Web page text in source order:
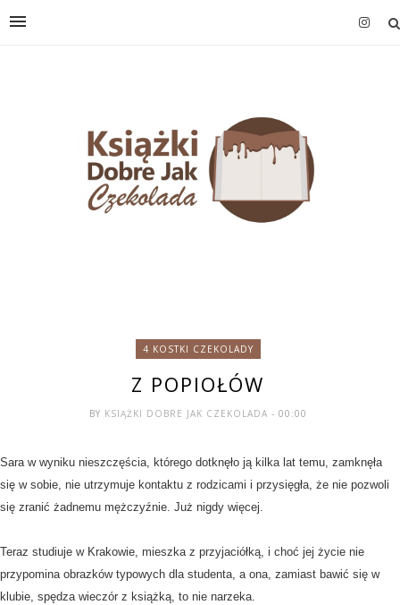
4 KOSTKI CZEKOLADY
Z POPIOŁÓW
BY KSIĄŻKI DOBRE JAK CZEKOLADA - 00:00
Sara w wyniku nieszczęścia, którego dotknęło ją kilka lat temu, zamknęła
się w sobie, nie utrzymuje kontaktu z rodzicami i przysięgła, że nie pozwoli
się zranić żadnemu mężczyźnie. Już nigdy więcej.
Teraz studiuje w Krakowie, mieszka z przyjaciółką, i choć jej życie nie
przypomina obrazków typowych dla studenta, a ona, zamiast bawić się w
klubie, spędza wieczór z książką, to nie narzeka.